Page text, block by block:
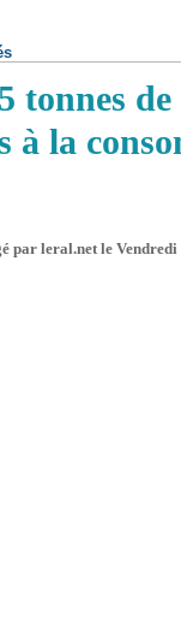
tonnes
à la
par leral.net le Vendredi